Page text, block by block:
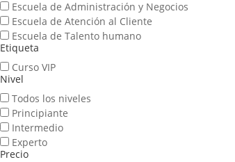
Escuela de Administración y Negocios
Escuela de Atención al Cliente
Escuela de Talento humano
Etiqueta
Curso VIP
Nivel
Todos los niveles
Principiante
Intermedio
Experto
Precio